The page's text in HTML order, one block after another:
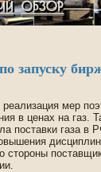
запуску
мер
в ценах на газ.
поставки газа в
стороны